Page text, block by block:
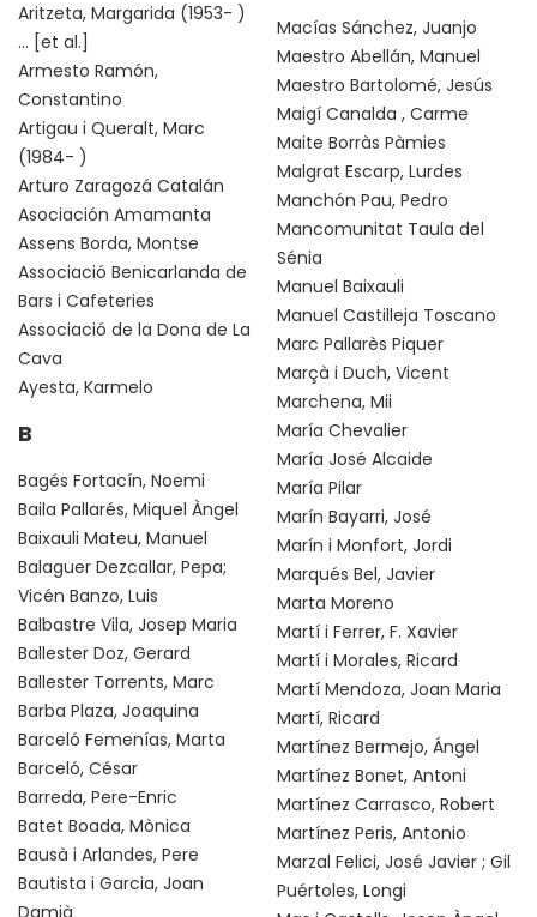
Aritzeta, Margarida (1953- )
... [et al.]
Armesto Ramón,
Constantino
Artigau i Queralt, Marc
(1984- )
Arturo Zaragozá Catalán
Asociación Amamanta
Assens Borda, Montse
Associació Benicarlanda de
Bars i Cafeteries
Associació de la Dona de La
Cava
Ayesta, Karmelo
B
Bagés Fortacín, Noemi
Baila Pallarés, Miquel Àngel
Baixauli Mateu, Manuel
Balaguer Dezcallar, Pepa;
Vicén Banzo, Luis
Balbastre Vila, Josep Maria
Ballester Doz, Gerard
Ballester Torrents, Marc
Barba Plaza, Joaquina
Barceló Femenías, Marta
Barceló, César
Barreda, Pere-Enric
Batet Boada, Mònica
Bausà i Arlandes, Pere
Bautista i Garcia, Joan
Damià
Macías Sánchez, Juanjo
Maestro Abellán, Manuel
Maestro Bartolomé, Jesús
Maigí Canalda , Carme
Maite Borràs Pàmies
Malgrat Escarp, Lurdes
Manchón Pau, Pedro
Mancomunitat Taula del
Sénia
Manuel Baixauli
Manuel Castilleja Toscano
Marc Pallarès Piquer
Marçà i Duch, Vicent
Marchena, Mii
María Chevalier
María José Alcaide
María Pilar
Marín Bayarri, José
Marín i Monfort, Jordi
Marqués Bel, Javier
Marta Moreno
Martí i Ferrer, F. Xavier
Martí i Morales, Ricard
Martí Mendoza, Joan Maria
Martí, Ricard
Martínez Bermejo, Ángel
Martínez Bonet, Antoni
Martínez Carrasco, Robert
Martínez Peris, Antonio
Marzal Felici, José Javier ; Gil
Puértoles, Longi